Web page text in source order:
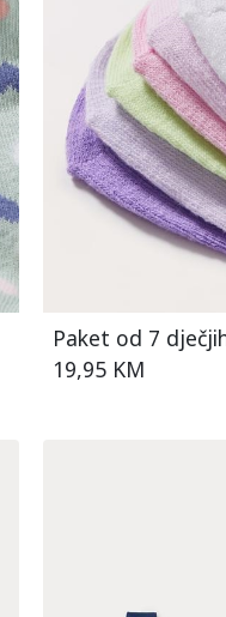
Paket od 7
19,95 KM